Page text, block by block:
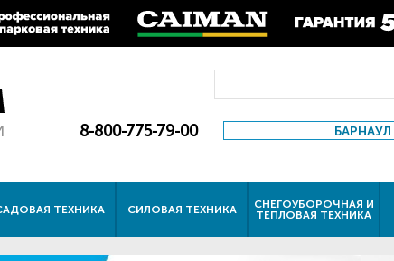
8-800-775-79-00 БАРНАУЛ
ТЕХНИКА СИЛОВАЯ ТЕХНИКА
СНЕГОУБОРОЧНАЯ И
ТЕПЛОВАЯ ТЕХНИКА